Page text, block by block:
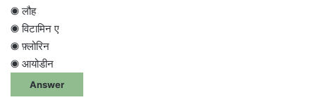
◉ लौह
◉ विटामिन ए
◉ फ़्लोरिन
◉ आयोडीन
Answer